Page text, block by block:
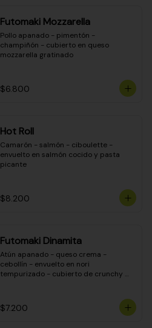
Futomaki Mozzarella
Pollo apanado - pimentón -
champiñón - cubierto en queso
mozzarella gratinado
$6.800
Hot Roll
Camarón - salmón - ciboulette -
envuelto en salmón cocido y pasta
picante
$8.200
Futomaki Dinamita
Atún apanado - queso crema -
cebollín - envuelto en nori
tempurizado - cubierto de crunchy
$7.200